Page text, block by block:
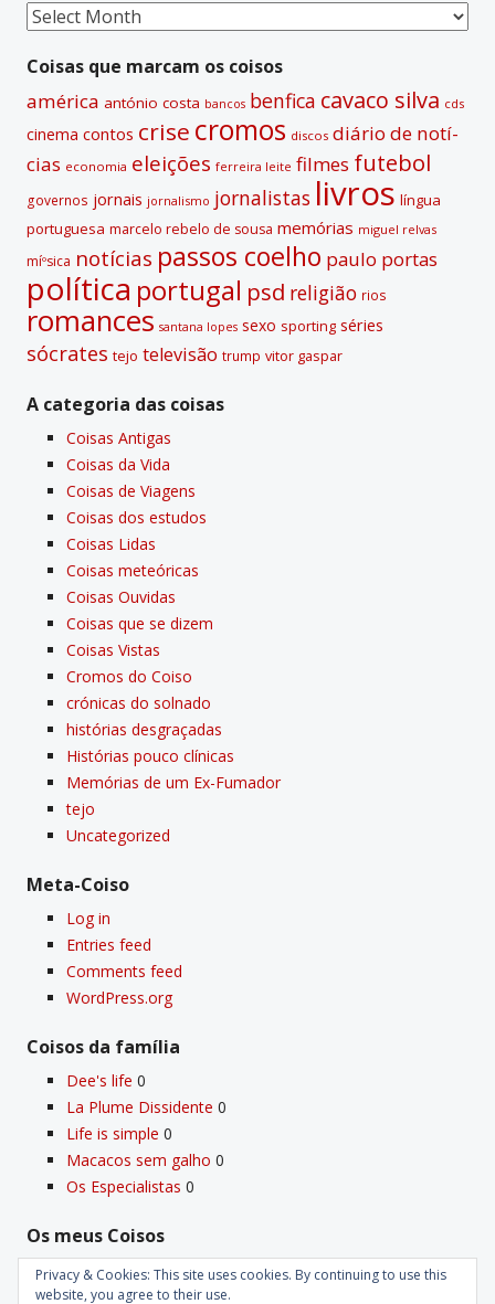
Coisas
Coisas que marcam os coisos
américa antónio costa bancos benfica cavaco silva cds
cinema contos crise cromos discos diário de notí­
cias economia eleições ferreira leite filmes futebol
governos jornais jornalismo jornalistas livros lí­ngua
portuguesa marcelo rebelo de sousa memórias miguel relvas
míºsica notí­cias passos coelho paulo portas
polí­tica portugal psd religião rios
romances santana lopes sexo sporting séries
sócrates tejo televisão trump vitor gaspar
A categoria das coisas
Coisas Antigas
Coisas da Vida
Coisas de Viagens
Coisas dos estudos
Coisas Lidas
Coisas meteóricas
Coisas Ouvidas
Coisas que se dizem
Coisas Vistas
Cromos do Coiso
crónicas do solnado
histórias desgraçadas
Histórias pouco clí­nicas
Memórias de um Ex-Fumador
tejo
Uncategorized
Meta-Coiso
Log in
Entries feed
Comments feed
WordPress.org
Coisos da famí­lia
Dee's life 0
La Plume Dissidente 0
Life is simple 0
Macacos sem galho 0
Os Especialistas 0
Os meus Coisos
Deus0
Velho Coiso0
Privacy & Cookies: This site uses cookies. By continuing to use this
website, you agree to their use.